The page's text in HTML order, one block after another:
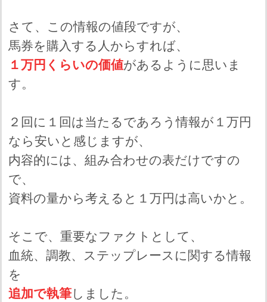
さて、この情報の値段ですが、
馬券を購入する人からすれば、
１万円くらいの価値があるように思いま
す。
２回に１回は当たるであろう情報が１万円
なら安いと感じますが、
内容的には、組み合わせの表だけですの
で、
資料の量から考えると１万円は高いかと。
そこで、重要なファクトとして、
血統、調教、ステップレースに関する情報
を
追加で執筆しました。